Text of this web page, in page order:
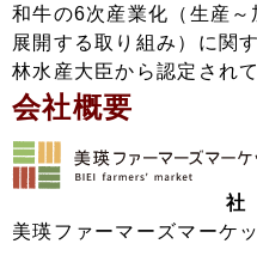
和牛の6次産業化（生産
展開する取り組み）に関
林水産大臣から認定され
会社概要
美瑛ファーマーズマーケ